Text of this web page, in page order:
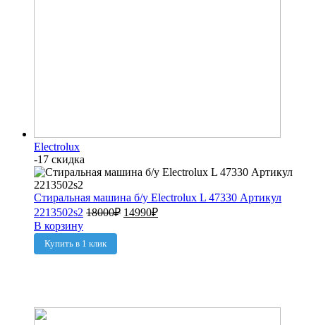
Electrolux
-17 скидка
Стиральная машина б/у Electrolux L 47330 Артикул
2213502s2 18000₽ 14990₽
В корзину
Купить в 1 клик